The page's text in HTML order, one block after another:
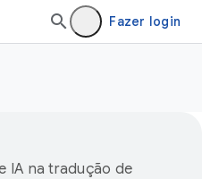
Fazer login
IA na tradução de